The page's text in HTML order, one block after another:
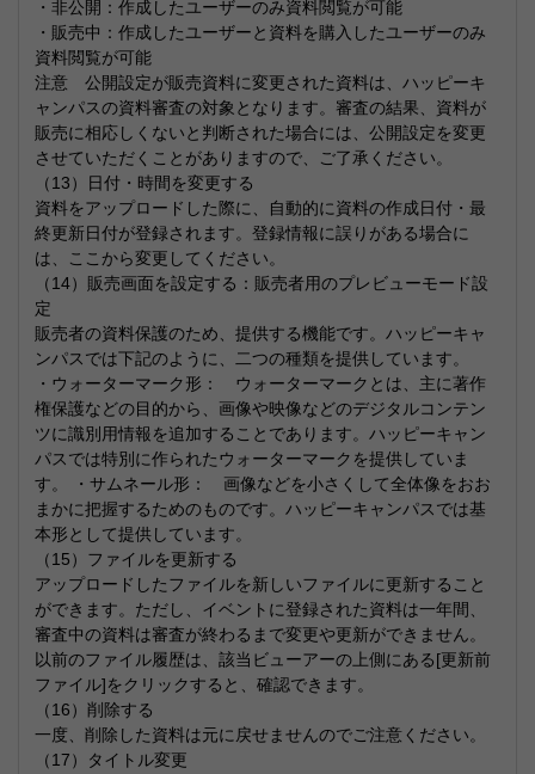
・非公開：作成したユーザーのみ資料閲覧が可能
・販売中：作成したユーザーと資料を購入したユーザーのみ
資料閲覧が可能
注意 公開設定が販売資料に変更された資料は、ハッピーキ
ャンパスの資料審査の対象となります。審査の結果、資料が
販売に相応しくないと判断された場合には、公開設定を変更
させていただくことがありますので、ご了承ください。
（13）日付・時間を変更する
資料をアップロードした際に、自動的に資料の作成日付・最
終更新日付が登録されます。登録情報に誤りがある場合に
は、ここから変更してください。
（14）販売画面を設定する：販売者用のプレビューモード設
定
販売者の資料保護のため、提供する機能です。ハッピーキャ
ンパスでは下記のように、二つの種類を提供しています。
・ウォーターマーク形： ウォーターマークとは、主に著作
権保護などの目的から、画像や映像などのデジタルコンテン
ツに識別用情報を追加することであります。ハッピーキャン
パスでは特別に作られたウォーターマークを提供していま
す。 ・サムネール形： 画像などを小さくして全体像をおお
まかに把握するためのものです。ハッピーキャンパスでは基
本形として提供しています。
（15）ファイルを更新する
アップロードしたファイルを新しいファイルに更新すること
ができます。ただし、イベントに登録された資料は一年間、
審査中の資料は審査が終わるまで変更や更新ができません。
以前のファイル履歴は、該当ビューアーの上側にある[更新前
ファイル]をクリックすると、確認できます。
（16）削除する
一度、削除した資料は元に戻せませんのでご注意ください。
（17）タイトル変更